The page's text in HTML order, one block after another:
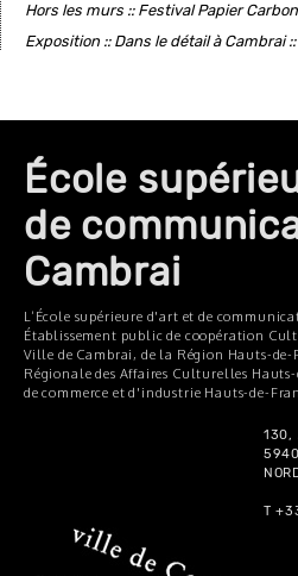
Hors les murs :: Festival Papier
Exposition :: Dans le détail à Cambrai
École
de
Cambrai
L’École supérieure d'art et de
Établissement public de coopération
Ville de Cambrai, de la Région Hauts-
Régionale des Affaires Culturelles
de commerce et d'industrie Hauts-de-
130,
T